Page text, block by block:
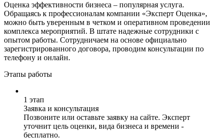
Оценка эффективности бизнеса – популярная услуга.
Обращаясь к профессионалам компании «Эксперт Оценка»,
можно быть уверенным в четком и оперативном проведении
комплекса мероприятий. В штате надежные сотрудники с
опытом работы. Сотрудничаем на основе официально
зарегистрированного договора, проводим консультации по
телефону и онлайн.
Этапы работы
1 этап
Заявка и консультация
Позвоните или оставьте заявку на сайте. Эксперт
уточнит цель оценки, вида бизнеса и времени -
бесплатно.